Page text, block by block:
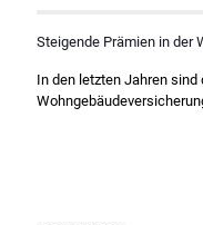
Steigende Prämien in der
In den letzten Jahren sind